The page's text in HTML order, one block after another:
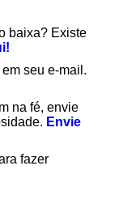
baixa? Existe
seu e-mail.
na fé, envie
Envie
fazer